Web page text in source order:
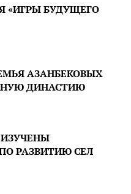
«ИГРЫ БУДУЩЕГО
АЗАНБЕКОВЫХ
ДИНАСТИЮ
РАЗВИТИЮ СЕЛ